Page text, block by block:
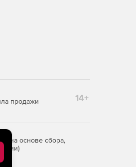
продажи 14+
на основе сбора,